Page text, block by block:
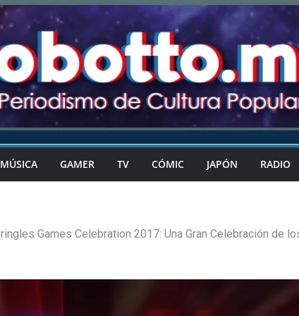
MÚSICA GAMER TV CÓMIC JAPÓN RADIO
Games Celebration 2017: Una Gran Celebración de